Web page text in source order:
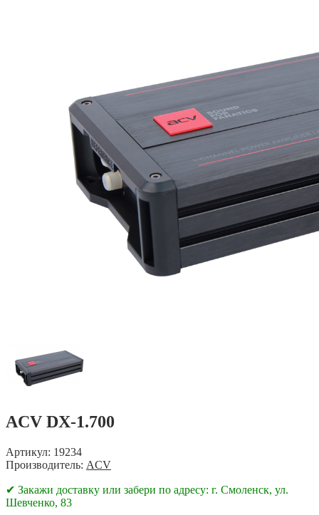
ACV DX-1.700
Артикул: 19234
Производитель: ACV
✔ Закажи доставку или забери по адресу: г. Смоленск, ул.
Шевченко, 83